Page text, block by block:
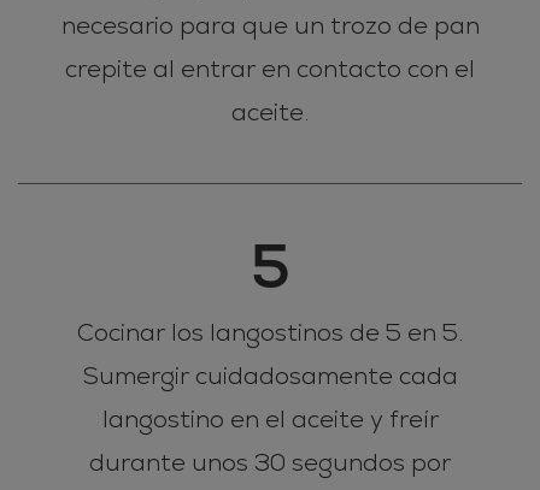
necesario para que un trozo de pan
crepite al entrar en contacto con el
aceite.
5
Cocinar los langostinos de 5 en 5.
Sumergir cuidadosamente cada
langostino en el aceite y freír
durante unos 30 segundos por